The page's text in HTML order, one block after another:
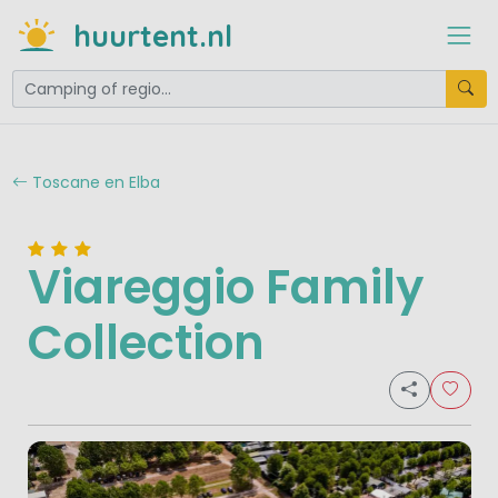
huurtent.nl
Toscane en Elba
Viareggio Family
Collection